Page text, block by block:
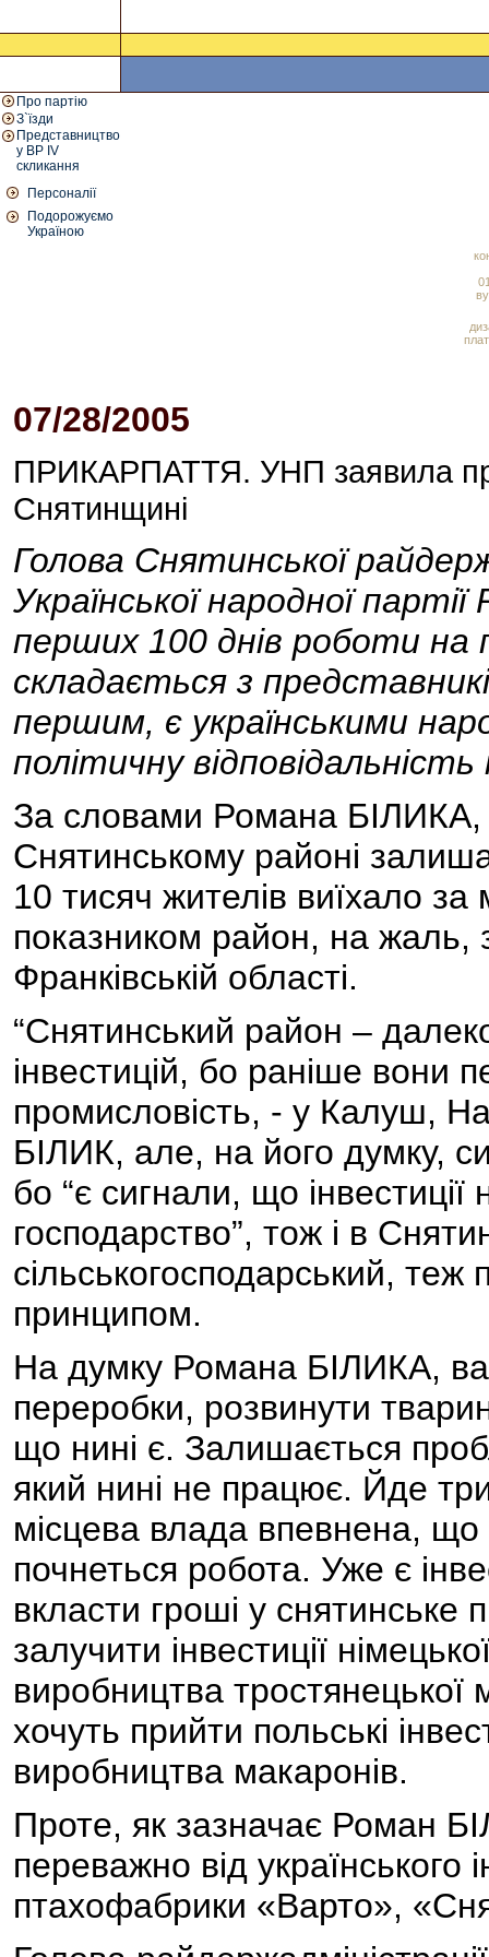
Про партію
З`їзди
Представництво
у ВР IV
скликання
Персоналії
Подорожуємо
Україною
07/28/2005
ПРИКАРПАТТЯ. УНП заявила про
Снятинщині
Голова Снятинської
Української народної
перших 100 днів роботи на
складається з
першим, є українськими
політичну
За словами Романа БІЛИКА,
Снятинському районі
10 тисяч жителів виїхало за
показником район, на жаль,
Франківській області.
“Снятинський район –
інвестицій, бо раніше вони
промисловість, - у Калуш,
БІЛИК, але, на його думку,
бо “є сигнали, що інвестиції
господарство”, тож і в
сільськогосподарський,
принципом.
На думку Романа БІЛИКА,
переробки, розвинути
що нині є. Залишається
який нині не працює. Йде
місцева влада впевнена, що
почнеться робота. Уже є
вкласти гроші у снятинське
залучити інвестиції
виробництва
хочуть прийти польські
виробництва макаронів.
Проте, як зазначає Роман
переважно від українського
птахофабрики «Варто»,